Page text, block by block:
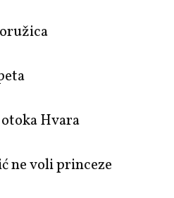
Hvara
ne voli princeze